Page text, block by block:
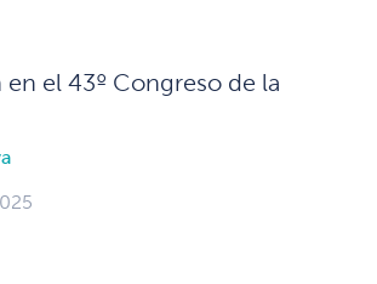
el 43º Congreso de la